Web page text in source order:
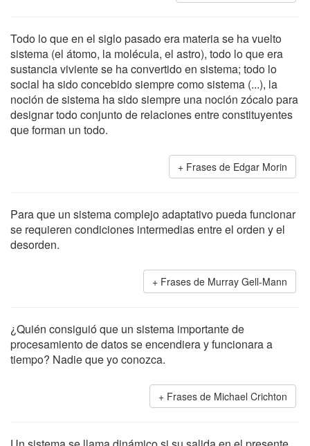
Todo lo que en el siglo pasado era materia se ha vuelto
sistema (el átomo, la molécula, el astro), todo lo que era
sustancia viviente se ha convertido en sistema; todo lo
social ha sido concebido siempre como sistema (...), la
noción de sistema ha sido siempre una noción zócalo para
designar todo conjunto de relaciones entre constituyentes
que forman un todo.
Frases de Edgar Morin
Para que un sistema complejo adaptativo pueda funcionar
se requieren condiciones intermedias entre el orden y el
desorden.
Frases de Murray Gell-Mann
¿Quién consiguió que un sistema importante de
procesamiento de datos se encendiera y funcionara a
tiempo? Nadie que yo conozca.
Frases de Michael Crichton